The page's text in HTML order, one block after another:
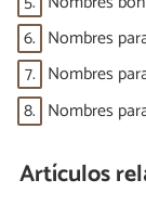
6. Nombres
7. Nombres
8. Nombres
Artículos